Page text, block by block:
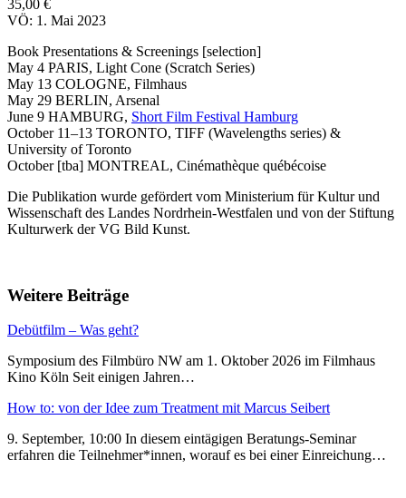
35,00 €
VÖ: 1. Mai 2023
Book Presentations & Screenings [selection]
May 4 PARIS, Light Cone (Scratch Series)
May 13 COLOGNE, Filmhaus
May 29 BERLIN, Arsenal
June 9 HAMBURG, Short Film Festival Hamburg
October 11–13 TORONTO, TIFF (Wavelengths series) &
University of Toronto
October [tba] MONTREAL, Cinémathèque québécoise
Die Publikation wurde gefördert vom Ministerium für Kultur und
Wissenschaft des Landes Nordrhein-Westfalen und von der Stiftung
Kulturwerk der VG Bild Kunst.
Weitere Beiträge
Debütfilm – Was geht?
Symposium des Filmbüro NW am 1. Oktober 2026 im Filmhaus
Kino Köln Seit einigen Jahren…
How to: von der Idee zum Treatment mit Marcus Seibert
9. September, 10:00 In diesem eintägigen Beratungs-Seminar
erfahren die Teilnehmer*innen, worauf es bei einer Einreichung…